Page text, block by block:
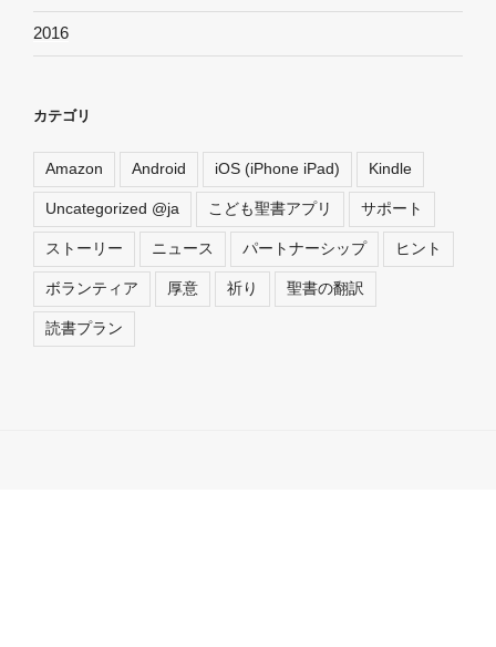
2016
カテゴリ
Amazon Android iOS (iPhone iPad) Kindle
Uncategorized @ja こども聖書アプリ サポート
ストーリー ニュース パートナーシップ ヒント
ボランティア 厚意 祈り 聖書の翻訳
読書プラン